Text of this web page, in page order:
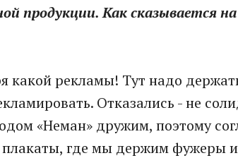
продукции. Как сказывается
какой рекламы! Тут надо
Отказались - не
«Неман» дружим, поэтому
где мы держим фужеры